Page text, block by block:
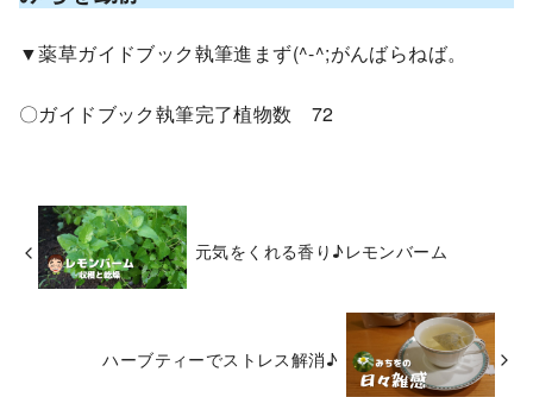
▼薬草ガイドブック執筆進まず(^-^;がんばらねば。
〇ガイドブック執筆完了植物数 72
元気をくれる香り♪レモンバーム
ハーブティーでストレス解消♪